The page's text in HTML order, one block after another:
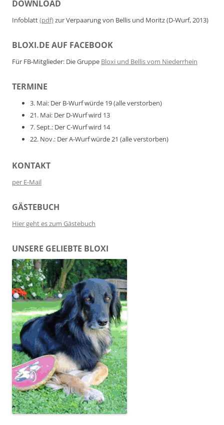
DOWNLOAD
Infoblatt(pdf)zur Verpaarung von Bellis und Moritz (D-Wurf, 2013)
BLOXI.DE AUF FACEBOOK
Für FB-Mitglieder: Die Gruppe Bloxi und Bellis vom Niederrhein
TERMINE
3. Mai: Der B-Wurf würde 19 (alle verstorben)
21. Mai: Der D-Wurf wird 13
7. Sept.: Der C-Wurf wird 14
22. Nov.: Der A-Wurf würde 21 (alle verstorben)
KONTAKT
per E-Mail
GÄSTEBUCH
Hier geht es zum Gästebuch
UNSERE GELIEBTE BLOXI